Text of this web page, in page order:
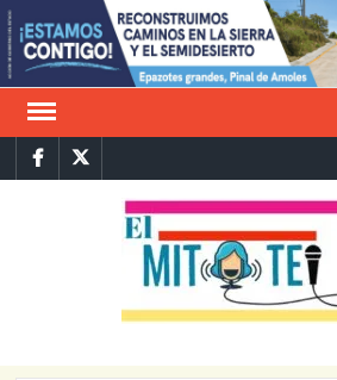
Saltar
al
contenido
FacebookTwitter